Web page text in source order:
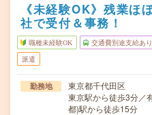
《未経験OK》残業ほ
社で受付＆事務！
職種未経験OK 交通費別途支給あり
派遣
勤務地
東京都千代田区
東京駅から徒歩3分／
都)駅から徒歩15分